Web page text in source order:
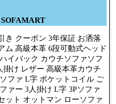
き クーポン 3年保証 お洒落
ム 高級本革 6段可動式ヘッド
イバック カウチソファソフ
掛け レザー 高級本革カウチ
ファ L字 ポケットコイル ご
ァー 3人掛け L字 3Pソファ
ット オットマン ローソファ